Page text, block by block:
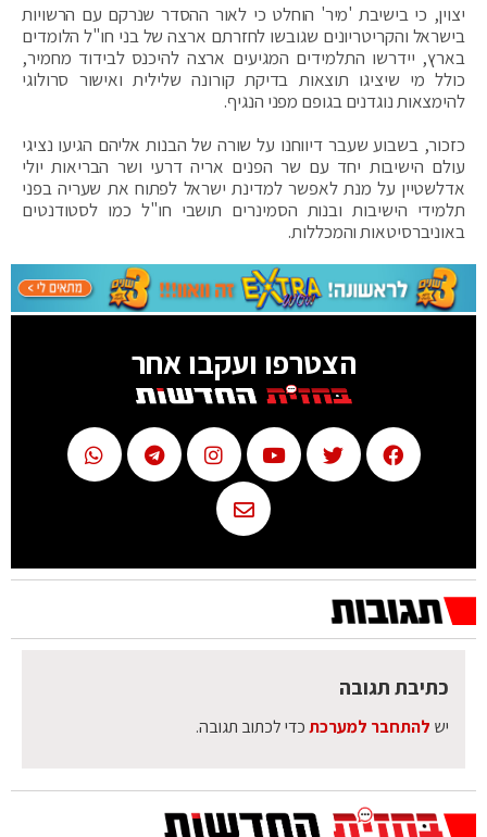
יצוין, כי בישיבת 'מיר' הוחלט כי לאור ההסדר שנרקם עם הרשויות
בישראל והקריטריונים שגובשו לחזרתם ארצה של בני חו"ל הלומדים
בארץ, יידרשו התלמידים המגיעים ארצה להיכנס לבידוד מחמיר,
כולל מי שיציגו תוצאות בדיקת קורונה שלילית ואישור סרולוגי
להימצאות נוגדנים בגופם מפני הנגיף.
כזכור, בשבוע שעבר דיווחנו על שורה של הבנות אליהם הגיעו נציגי
עולם הישיבות יחד עם שר הפנים אריה דרעי ושר הבריאות יולי
אדלשטיין על מנת לאפשר למדינת ישראל לפתוח את שעריה בפני
תלמידי הישיבות ובנות הסמינרים תושבי חו"ל כמו לסטודנטים
באוניברסיטאות והמכללות.
הצטרפו ועקבו אחר
כתיבת תגובה
יש להתחבר למערכתכדי לכתוב תגובה.